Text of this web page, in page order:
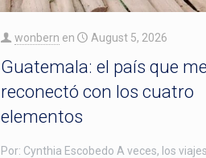
wonbern en August 5, 2026
Guatemala: el país que me
reconectó con los cuatro
elementos
Por: Cynthia Escobedo A veces, los